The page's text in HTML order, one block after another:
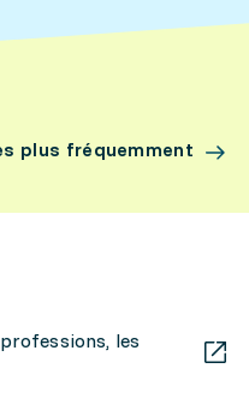
plus fréquemment
les